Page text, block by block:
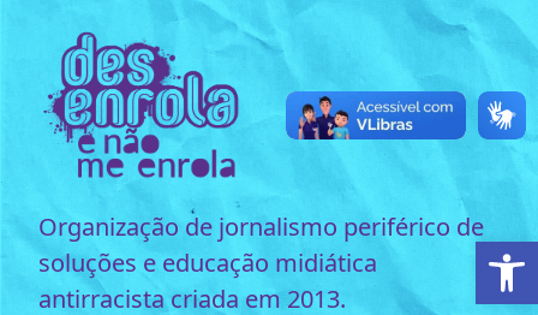
Organização de jornalismo periférico de
soluções e educação midiática
antirracista criada em 2013.